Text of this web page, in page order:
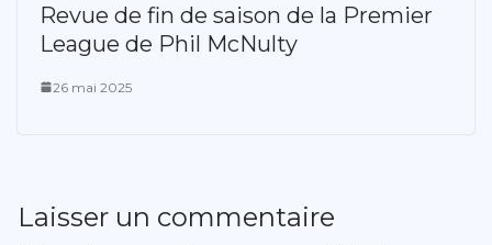
Revue de fin de saison de la Premier
League de Phil McNulty
26 mai 2025
Laisser un commentaire